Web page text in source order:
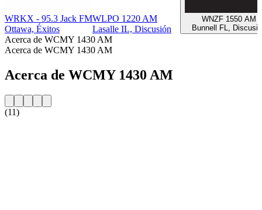
WRKX - 95.3 Jack FM
Ottawa, Éxitos
WLPO 1220 AM
Lasalle IL, Discusión
WNZF 1550 AM
Bunnell FL,
Acerca de WCMY 1430 AM
Acerca de WCMY 1430 AM
Acerca de WCMY 1430 AM
(11)